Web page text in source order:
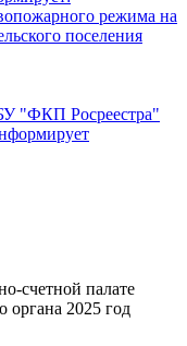
режима на
поселения
"ФКП Росреестра"
счетной палате
органа 2025 год